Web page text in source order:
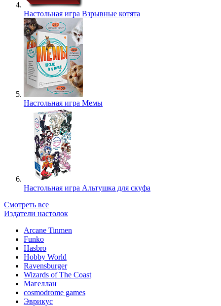
Настольная игра Взрывные котята
Настольная игра Мемы
Настольная игра Альтушка для скуфа
Смотреть все
Издатели настолок
Arcane Tinmen
Funko
Hasbro
Hobby World
Ravensburger
Wizards of The Coast
Магеллан
сosmodrome games
Эврикус